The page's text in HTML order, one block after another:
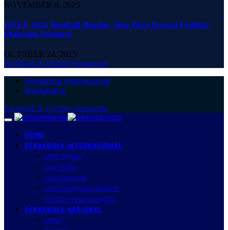
NOVEMBER 8, 2025
ISFEX 2025 Kembali Digelar, Siap Pacu Inovasi Fasilitas
Olahraga Nasional
OCTOBER 24, 2025
Facebook X (Twitter) Instagram
Sepakbola Internasional
Bulutangkis
Facebook X (Twitter) Instagram
HOME
SEPAKBOLA INTERNASIONAL
Liga Inggris
Liga Italia
Liga Spanyol
Liga Champion/Europa
Timnas Mancanegara
SEPAKBOLA NASIONAL
Liga 1